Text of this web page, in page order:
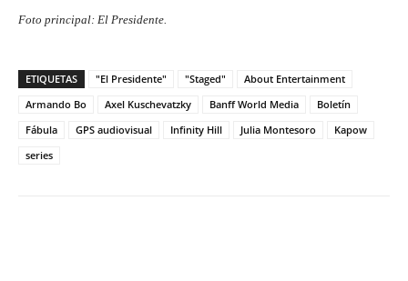
Foto principal: El Presidente.
ETIQUETAS "El Presidente" "Staged"
About Entertainment
Armando Bo
Axel Kuschevatzky Banff World Media
Boletín
Fábula
GPS audiovisual Infinity Hill Julia Montesoro
Kapow
series